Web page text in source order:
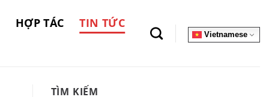
HỢP TÁC TIN TỨC
Vietnamese
TÌM KIẾM